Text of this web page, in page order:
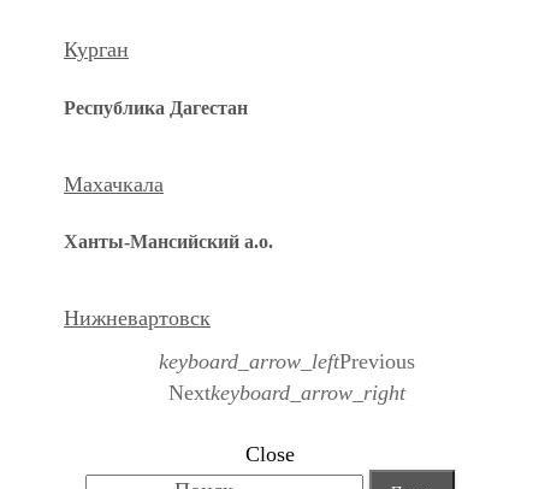
Курган
Республика Дагестан
Махачкала
Ханты-Мансийский а.о.
Нижневартовск
keyboard_arrow_leftPrevious
Nextkeyboard_arrow_right
Close